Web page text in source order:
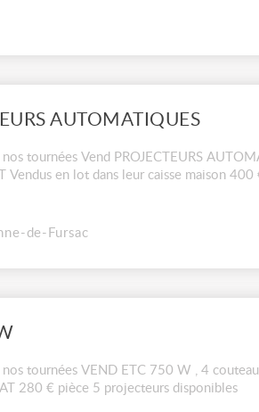
AUTOMATIQUES
tournées Vend PROJECTEURS
Vendus en lot dans leur caisse maison 400
de-Fursac
nos tournées VEND ETC 750 W , 4
280 € pièce 5 projecteurs disponibles